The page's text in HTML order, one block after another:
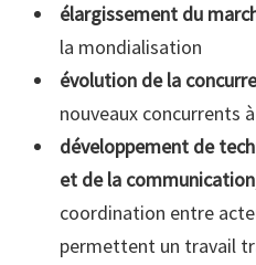
élargissement du
la mondialisation
évolution de la
nouveaux concurrents
développement de
et de la communication
coordination entre
permettent un travail